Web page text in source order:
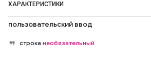
ХАРАКТЕРИСТИКИ
пользовательский ввод
строка необязательный